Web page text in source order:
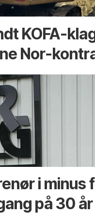
KOFA-
Nor-
i minus
på 30 år